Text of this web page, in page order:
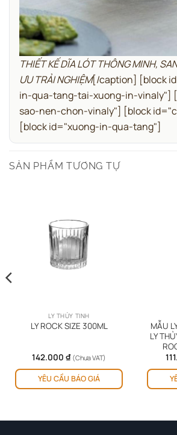
THIẾT KẾ DĨA LÓT THÔNG MINH,
ƯU TRẢI NGHIỆM[/caption] [block
in-qua-tang-tai-xuong-in-vinaly"]
sao-nen-chon-vinaly"] [block
[block id="xuong-in-qua-tang"]
SẢN PHẨM TƯƠNG TỰ
LY THỦY TINH
LY ROCK SIZE 300ML
142.000 ₫ (Chưa VAT)
YÊU CẦU BÁO GIÁ
MẪU
LY